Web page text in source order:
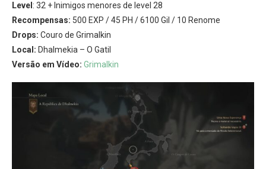
Level : 32 + Inimigos menores de level 28
Recompensas: 500 EXP / 45 PH / 6100 Gil / 10 Renome
Drops: Couro de Grimalkin
Local: Dhalmekia – O Gatil
Versão em Vídeo: Grimalkin